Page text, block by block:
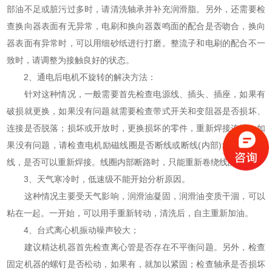
部油不足或脏污过多时，请清洗轴承并补充润滑脂。另外，还需要检
查换向器表面有无异常，电刷和换向器轰鸣面的配合是否吻合，换向
器表面有异常时，可以用细砂纸进行打磨。整流子和电刷的配合不一
致时，请调整为接触良好的状态。
2、通电后电机不旋转的解决方法：
针对这种情况，一般需要首先检查电源线、插头、插座，如果有
破损就更换，如果没有问题就需要检查带式开关和变阻器是否损坏、
连接是否脱落；损坏或开放时，更换损坏的零件，重新焊接连接；如
果没有问题，请检查电机励磁线圈是否断线或断线(内部)线圈是否断
线，是否可以重新焊接。线圈内部断路时，只能重新卷绕线圈。
3、天气寒冷时，低速级不能开始分析原因。
这种情况主要受天气影响，润滑油凝固，润滑油变质干涸，可以
粘在一起。一开始，可以用手重新转动，清洗后，自主重新加油。
4、台式离心机振动噪声较大；
建议精达机器首先检查离心管是否存在不平衡问题。另外，检查
固定机器的螺钉是否松动，如果有，就加以紧固；检查轴承是否损坏